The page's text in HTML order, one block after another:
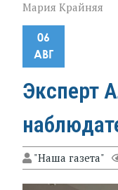
Мария Крайняя
06
АВГ
Эксперт
"Наша газета"